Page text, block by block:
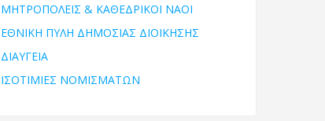
ΜΗΤΡΟΠΌΛΕΙΣ & ΚΑΘΕΔΡΙΚΟΊ ΝΑΟΊ
ΕΘΝΙΚΉ ΠΎΛΗ ΔΗΜΌΣΙΑΣ ΔΙΟΊΚΗΣΗΣ
ΔΙΑΥΓΕΙΑ
ΙΣΟΤΙΜΙΕΣ ΝΟΜΙΣΜΑΤΩΝ